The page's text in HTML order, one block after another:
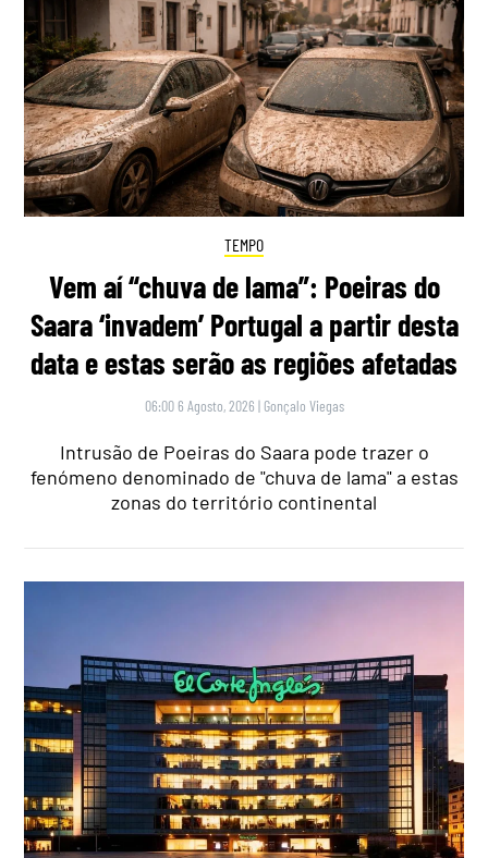
TEMPO
Vem aí “chuva de lama”: Poeiras do
Saara ‘invadem’ Portugal a partir desta
data e estas serão as regiões afetadas
06:00 6 Agosto, 2026 | Gonçalo Viegas
Intrusão de Poeiras do Saara pode trazer o
fenómeno denominado de "chuva de lama" a estas
zonas do território continental